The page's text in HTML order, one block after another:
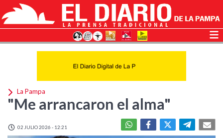
La Pampa
"Me arrancaron el alma"
02 JULIO 2026 - 12:21